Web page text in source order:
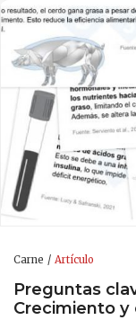
Carne Artículo
Preguntas
Crecimiento y